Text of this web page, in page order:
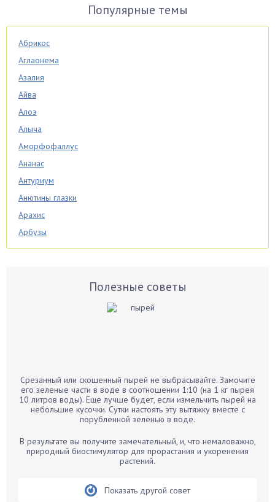
Популярные темы
Абрикос
Аглаонема
Азалия
Айва
Алоэ
Алыча
Аморфофаллус
Ананас
Антуриум
Анютины глазки
Арахис
Арбузы
Аспарагус
Бархатцы
Бегония
Бирючина
Бобовые
Полезные советы
Срезанный или скошенный пырей не выбрасывайте. Замочите
его зеленые части в воде в соотношении 1:10 (на 1 кг пырея
10 литров воды). Еще лучше будет, если измельчить пырей на
небольшие кусочки. Сутки настоять эту вытяжку вместе с
порубленной зеленью в воде.
В результате вы получите замечательный, и, что немаловажно,
природный биостимулятор для прорастания и укоренения
растений.
Показать другой совет